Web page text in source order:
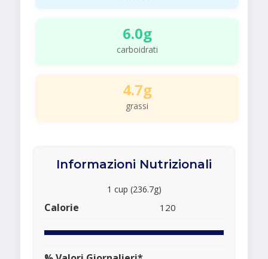
6.0g
carboidrati
4.7g
grassi
Informazioni Nutrizionali
1 cup (236.7g)
Calorie 120